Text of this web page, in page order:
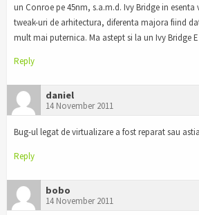
un Conroe pe 45nm, s.a.m.d. Ivy Bridge in
tweak-uri de arhitectura, diferenta majora fiind
mult mai puternica. Ma astept si la un Ivy Bridge
Reply
daniel
14 November 2011
Bug-ul legat de virtualizare a fost reparat sau
Reply
bobo
14 November 2011